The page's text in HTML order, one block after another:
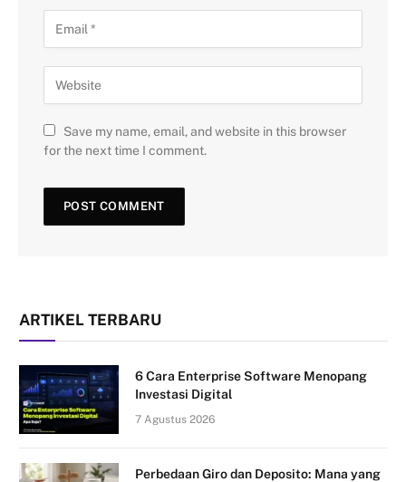
Save my name, email, and website in this browser
for the next time I comment.
ARTIKEL TERBARU
6 Cara Enterprise Software Menopang
Investasi Digital
7 Agustus 2026
Perbedaan Giro dan Deposito: Mana yang